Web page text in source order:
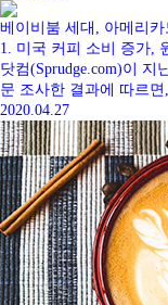
베이비붐 세대, 아메리
1. 미국 커피 소비 증가,
닷컴(Sprudge.com)이 지
문 조사한 결과에 따르면
2020.04.27